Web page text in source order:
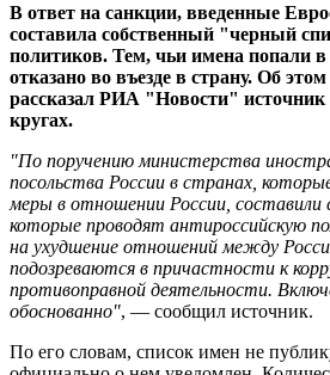
В ответ на санкции, введенные
составила собственный "черный
политиков. Тем, чьи имена попали в
отказано во въезде в страну. Об
рассказал РИА "Новости" источник
кругах.
"По поручению министерства
посольства России в странах,
меры в отношении России, составили
которые проводят антироссийскую
на ухудшение отношений между
подозреваются в причастности к
противоправной деятельности.
обоснованно", — сообщил источник.
По его словам, список имен не